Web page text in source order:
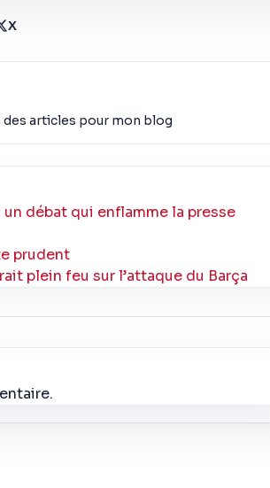
X
articles pour mon blog
débat qui enflamme la presse
prudent
plein feu sur l’attaque du Barça